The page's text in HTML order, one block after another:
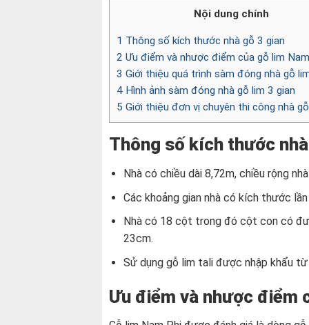
Nội dung chính
1 Thông số kích thước nhà gỗ 3 gian
2 Ưu điểm và nhược điểm của gỗ lim
3 Giới thiệu quá trình sàm đóng nhà gỗ
4 Hình ảnh sàm đóng nhà gỗ lim 3 gian
5 Giới thiệu đơn vị chuyên thi công nhà
Thông số kích thước
Nhà có chiều dài 8,72m, chiều rộng
Các khoảng gian nhà có kích thước
Nhà có 18 cột trong đó cột con có
23cm.
Sử dụng gỗ lim tali được nhập khẩu
Ưu điểm và nhược điểm